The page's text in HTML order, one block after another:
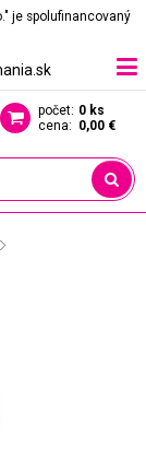
je spolufinancovaný
počet: 0 ks
cena: 0,00 €